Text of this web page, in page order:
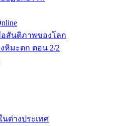
สันติภาพของโลก
หิมะตก ตอน 2/2
ต่างประเทศ